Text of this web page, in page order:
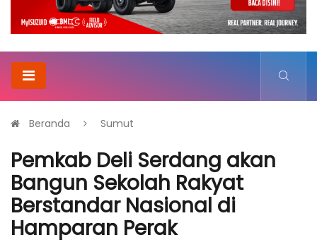
Beranda Sumut
Pemkab Deli Serdang akan
Bangun Sekolah Rakyat
Berstandar Nasional di
Hamparan Perak